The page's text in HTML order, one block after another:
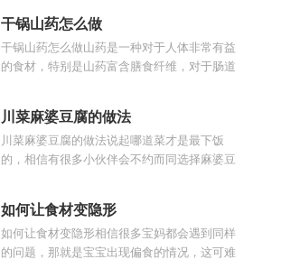
干锅山药怎么做
干锅山药怎么做山药是一种对于人体非常有益
的食材，特别是山药富含膳食纤维，对于肠道
川菜麻婆豆腐的做法
川菜麻婆豆腐的做法说起哪道菜才是最下饭
的，相信有很多小伙伴会不约而同选择麻婆豆
如何让食材变隐形
如何让食材变隐形相信很多宝妈都会遇到同样
的问题，那就是宝宝出现偏食的情况，这可难